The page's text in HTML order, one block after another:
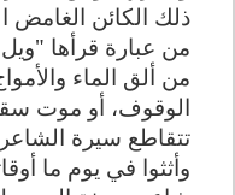
ذلك الكائن الغامض
من عبارة قرأها
من ألق الماء
الوقوف، أو موت
تتقاطع سيرة
وأثثوا في يوم ما